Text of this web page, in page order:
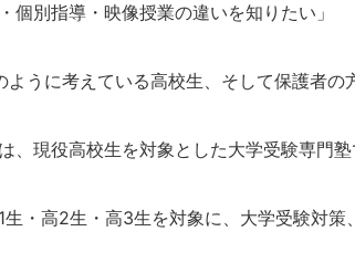
個別指導・映像授業の違いを知りたい」
ように考えている高校生、そして保護者の
、現役高校生を対象とした大学受験専門塾
生・高2生・高3生を対象に、大学受験対